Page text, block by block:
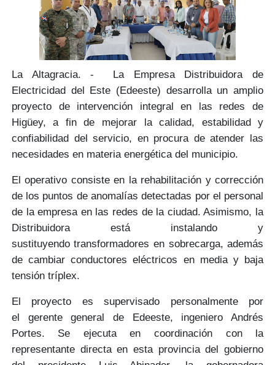
La Altagracia. -
La Empresa Distribuidora de
Electricidad del Este (Edeeste) desarrolla un amplio
proyecto de intervención integral en las redes de
Higüey, a fin de mejorar la calidad, estabilidad y
confiabilidad del servicio, en procura deatender las
necesidades en materia energética del municipio.
El operativo consiste en la rehabilitación y corrección
de los puntos de anomalías detectadas por el personal
de la empresa en las redes de la ciudad. Asimismo, la
Distribuidora está instalando y
sustituyendotransformadores en sobrecarga, además
de cambiar conductores eléctricos en media y baja
tensión tríplex.
El proyecto es supervisado personalmente por
el gerente general de Edeeste, ingeniero Andrés
Portes. Se ejecuta en coordinación con la
representante directa en esta provincia delgobierno